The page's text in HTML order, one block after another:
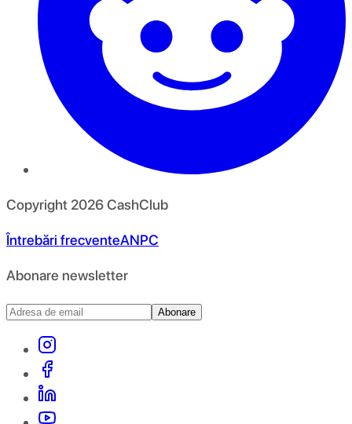
Copyright 2026CashClub
Întrebări frecventeANPC
Abonare newsletter
Abonare